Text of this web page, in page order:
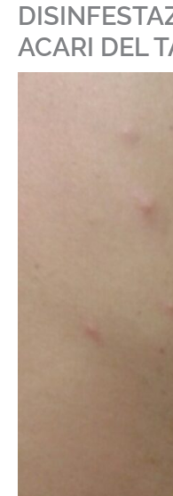
ACARI DEL